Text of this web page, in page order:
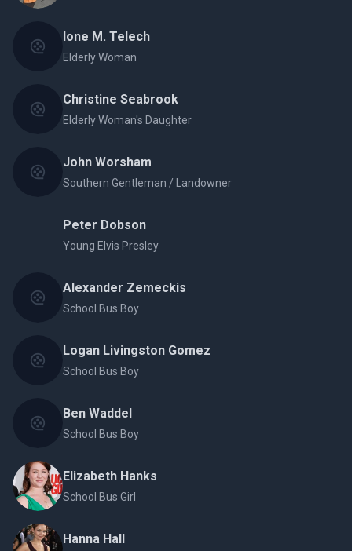
Ione M. Telech
Elderly Woman
Christine Seabrook
Elderly Woman's Daughter
John Worsham
Southern Gentleman / Landowner
Peter Dobson
Young Elvis Presley
Alexander Zemeckis
School Bus Boy
Logan Livingston Gomez
School Bus Boy
Ben Waddel
School Bus Boy
Elizabeth Hanks
School Bus Girl
Hanna Hall